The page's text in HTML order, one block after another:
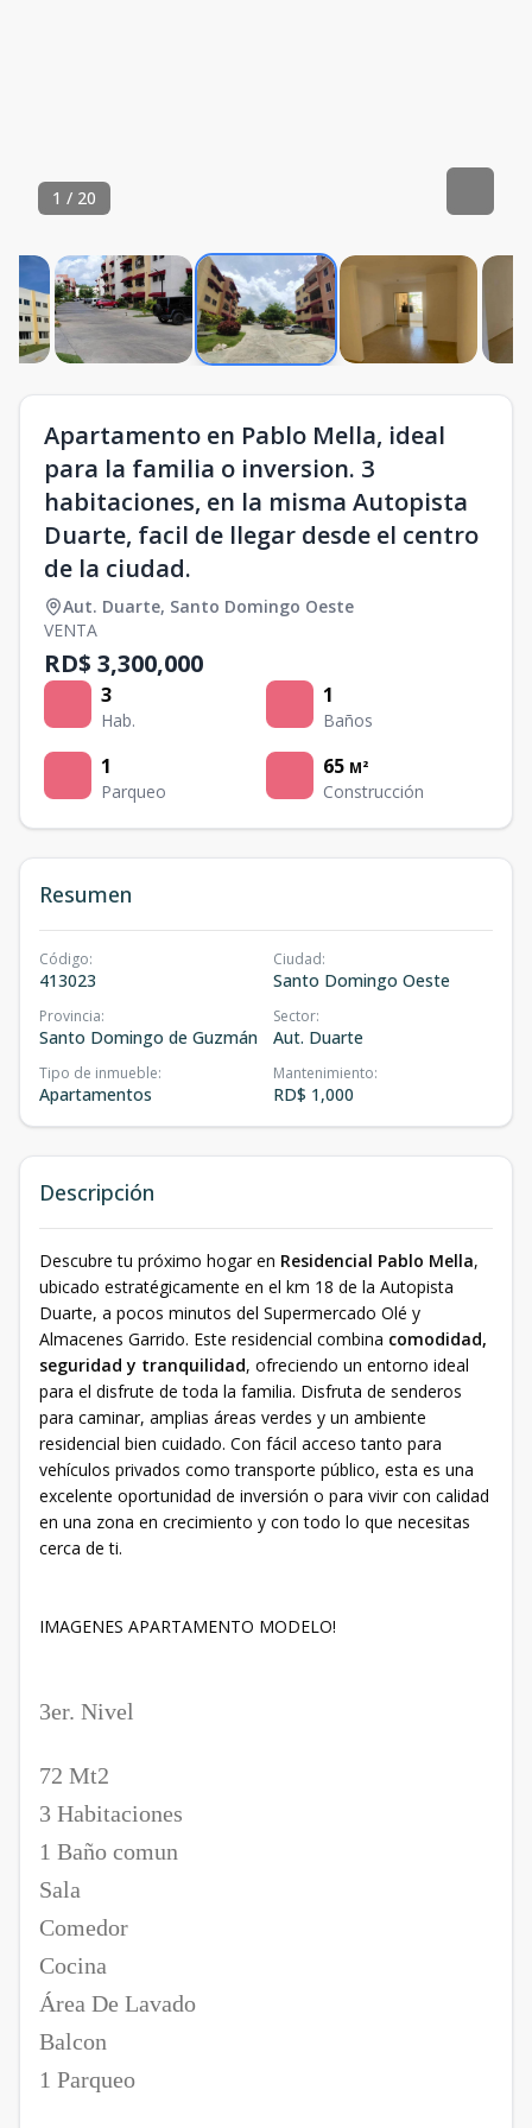
1 / 20
Apartamento en Pablo Mella, ideal
para la familia o inversion. 3
habitaciones, en la misma Autopista
Duarte, facil de llegar desde el centro
de la ciudad.
Aut. Duarte, Santo Domingo Oeste
VENTA
RD$ 3,300,000
3
Hab.
1
Baños
1
Parqueo
65 M²
Construcción
Resumen
Código:
413023
Ciudad:
Santo Domingo Oeste
Provincia:
Santo Domingo de Guzmán
Sector:
Aut. Duarte
Tipo de inmueble:
Apartamentos
Mantenimiento:
RD$ 1,000
Descripción
Descubre tu próximo hogar en Residencial Pablo Mella,
ubicado estratégicamente en el km 18 de la Autopista
Duarte, a pocos minutos del Supermercado Olé y
Almacenes Garrido. Este residencial combina comodidad,
seguridad y tranquilidad, ofreciendo un entorno ideal
para el disfrute de toda la familia. Disfruta de senderos
para caminar, amplias áreas verdes y un ambiente
residencial bien cuidado. Con fácil acceso tanto para
vehículos privados como transporte público, esta es una
excelente oportunidad de inversión o para vivir con calidad
en una zona en crecimiento y con todo lo que necesitas
cerca de ti.
IMAGENES APARTAMENTO MODELO!
3er. Nivel
72 Mt2
3 Habitaciones
1 Baño comun
Sala
Comedor
Cocina
Área De Lavado
Balcon
1 Parqueo